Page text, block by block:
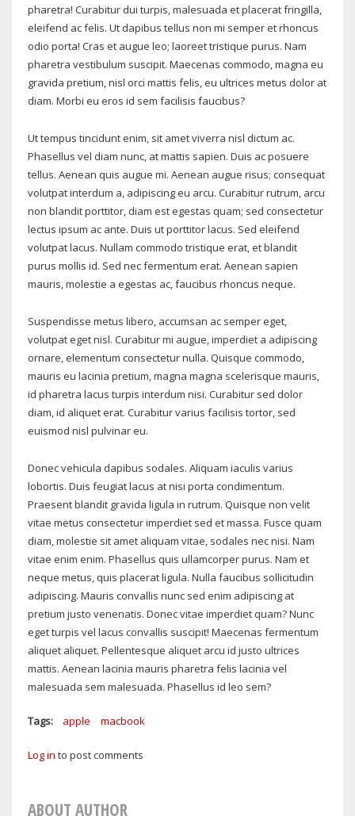
pharetra! Curabitur dui turpis, malesuada et placerat fringilla,
eleifend ac felis. Ut dapibus tellus non mi semper et rhoncus
odio porta! Cras et augue leo; laoreet tristique purus. Nam
pharetra vestibulum suscipit. Maecenas commodo, magna eu
gravida pretium, nisl orci mattis felis, eu ultrices metus dolor at
diam. Morbi eu eros id sem facilisis faucibus?
Ut tempus tincidunt enim, sit amet viverra nisl dictum ac.
Phasellus vel diam nunc, at mattis sapien. Duis ac posuere
tellus. Aenean quis augue mi. Aenean augue risus; consequat
volutpat interdum a, adipiscing eu arcu. Curabitur rutrum, arcu
non blandit porttitor, diam est egestas quam; sed consectetur
lectus ipsum ac ante. Duis ut porttitor lacus. Sed eleifend
volutpat lacus. Nullam commodo tristique erat, et blandit
purus mollis id. Sed nec fermentum erat. Aenean sapien
mauris, molestie a egestas ac, faucibus rhoncus neque.
Suspendisse metus libero, accumsan ac semper eget,
volutpat eget nisl. Curabitur mi augue, imperdiet a adipiscing
ornare, elementum consectetur nulla. Quisque commodo,
mauris eu lacinia pretium, magna magna scelerisque mauris,
id pharetra lacus turpis interdum nisi. Curabitur sed dolor
diam, id aliquet erat. Curabitur varius facilisis tortor, sed
euismod nisl pulvinar eu.
Donec vehicula dapibus sodales. Aliquam iaculis varius
lobortis. Duis feugiat lacus at nisi porta condimentum.
Praesent blandit gravida ligula in rutrum. Quisque non velit
vitae metus consectetur imperdiet sed et massa. Fusce quam
diam, molestie sit amet aliquam vitae, sodales nec nisi. Nam
vitae enim enim. Phasellus quis ullamcorper purus. Nam et
neque metus, quis placerat ligula. Nulla faucibus sollicitudin
adipiscing. Mauris convallis nunc sed enim adipiscing at
pretium justo venenatis. Donec vitae imperdiet quam? Nunc
eget turpis vel lacus convallis suscipit! Maecenas fermentum
aliquet aliquet. Pellentesque aliquet arcu id justo ultrices
mattis. Aenean lacinia mauris pharetra felis lacinia vel
malesuada sem malesuada. Phasellus id leo sem?
Tags apple macbook
Log in to post comments
ABOUT AUTHOR